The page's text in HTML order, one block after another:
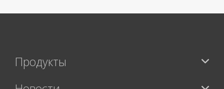
Продукты